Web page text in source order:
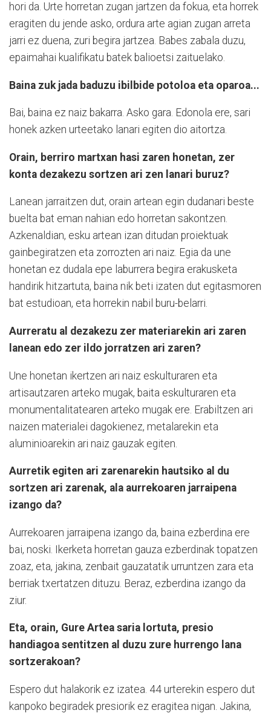
hori da. Urte horretan zugan jartzen da fokua, eta horrek
eragiten du jende asko, ordura arte agian zugan arreta
jarri ez duena, zuri begira jartzea. Babes zabala duzu,
epaimahai kualifikatu batek balioetsi zaituelako.
Baina zuk jada baduzu ibilbide potoloa eta oparoa...
Bai, baina ez naiz bakarra. Asko gara. Edonola ere, sari
honek azken urteetako lanari egiten dio aitortza.
Orain, berriro martxan hasi zaren honetan, zer
konta dezakezu sortzen ari zen lanari buruz?
Lanean jarraitzen dut, orain artean egin dudanari beste
buelta bat eman nahian edo horretan sakontzen.
Azkenaldian, esku artean izan ditudan proiektuak
gainbegiratzen eta zorrozten ari naiz. Egia da une
honetan ez dudala epe laburrera begira erakusketa
handirik hitzartuta, baina nik beti izaten dut egitasmoren
bat estudioan, eta horrekin nabil buru-belarri.
Aurreratu al dezakezu zer materiarekin ari zaren
lanean edo zer ildo jorratzen ari zaren?
Une honetan ikertzen ari naiz eskulturaren eta
artisautzaren arteko mugak, baita eskulturaren eta
monumentalitatearen arteko mugak ere. Erabiltzen ari
naizen materialei dagokienez, metalarekin eta
aluminioarekin ari naiz gauzak egiten.
Aurretik egiten ari zarenarekin hautsiko al du
sortzen ari zarenak, ala aurrekoaren jarraipena
izango da?
Aurrekoaren jarraipena izango da, baina ezberdina ere
bai, noski. Ikerketa horretan gauza ezberdinak topatzen
zoaz, eta, jakina, zenbait gauzatatik urruntzen zara eta
berriak txertatzen dituzu. Beraz, ezberdina izango da
ziur.
Eta, orain, Gure Artea saria lortuta, presio
handiagoa sentitzen al duzu zure hurrengo lana
sortzerakoan?
Espero dut halakorik ez izatea. 44 urterekin espero dut
kanpoko begiradek presiorik ez eragitea nigan. Jakina,